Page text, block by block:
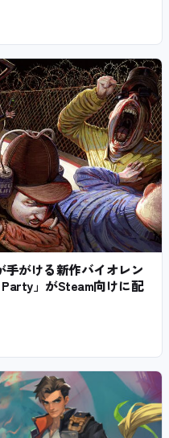
手がける新作バイオレン
」がSteam向けに配